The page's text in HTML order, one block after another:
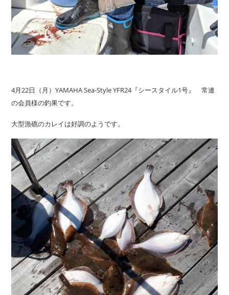
4月22日（月）YAMAHA Sea-Style YFR24『シースタイル1号』 常連
の会員様の釣果です。
大型漁礁のカレイは好調のようです。